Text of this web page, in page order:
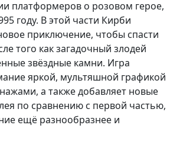
платформеров о розовом герое,
году. В этой части Кирби
приключение, чтобы спасти
того как загадочный злодей
звёздные камни. Игра
яркой, мультяшной графикой
а также добавляет новые
по сравнению с первой частью,
ещё разнообразнее и